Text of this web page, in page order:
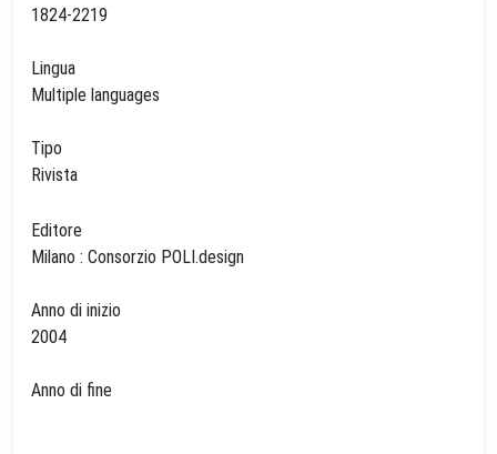
Lingua
Tipo
Rivista
Editore
Anno di inizio
Anno di fine